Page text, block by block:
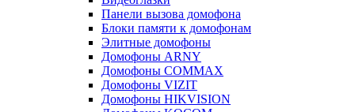
Панели вызова домофона
Блоки памяти к домофонам
Элитные домофоны
Домофоны ARNY
Домофоны COMMAX
Домофоны VIZIT
Домофоны HIKVISION